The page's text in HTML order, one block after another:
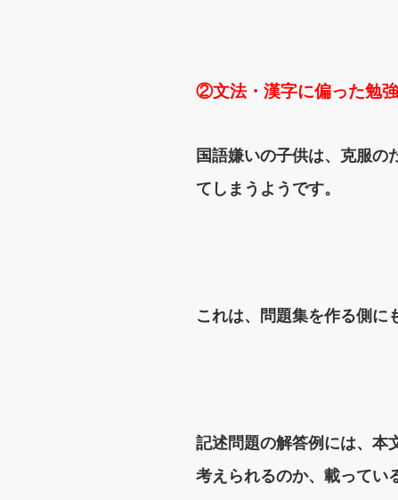
②文法・漢字に偏った勉
国語嫌いの子供は、克服の
てしまうようです。
これは、問題集を作る側に
記述問題の解答例には、本
考えられるのか、載ってい